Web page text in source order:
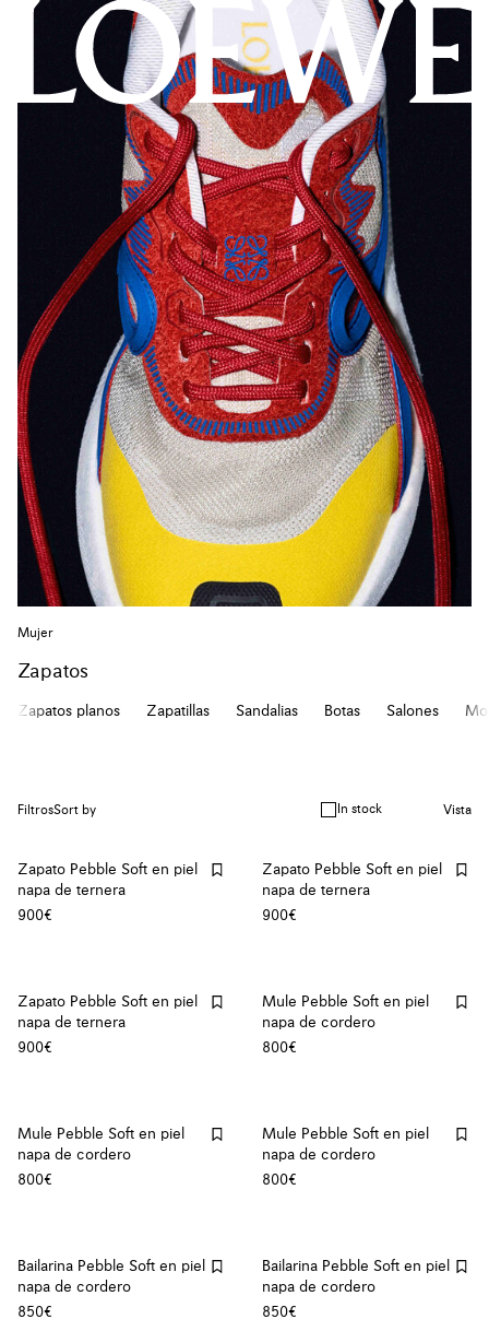
Mujer
Zapatos
Zapatos planos Zapatillas Sandalias Botas Salones
FiltrosSort by In stock Vista
Zapato Pebble Soft en piel
napa de ternera
900€
Zapato Pebble Soft en piel
napa de ternera
900€
Zapato Pebble Soft en piel
napa de ternera
900€
Mule Pebble Soft en piel
napa de cordero
800€
Mule Pebble Soft en piel
napa de cordero
800€
Mule Pebble Soft en piel
napa de cordero
800€
Bailarina Pebble Soft en piel
napa de cordero
850€
Bailarina Pebble Soft en piel
napa de cordero
850€